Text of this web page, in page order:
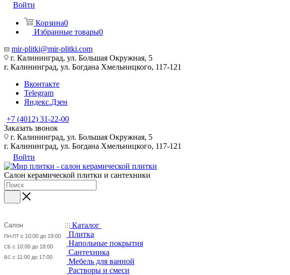
Войти
Корзина0
Избранные товары0
mir-plitki@mir-plitki.com
г. Калининград, ул. Большая Окружная, 5
г. Калининград, ул. Богдана Хмельницкого, 117-121
Вконтакте
Telegram
Яндекс.Дзен
+7 (4012) 31-22-00
Заказать звонок
г. Калининград, ул. Большая Окружная, 5
г. Калининград, ул. Богдана Хмельницкого, 117-121
Войти
Салон керамической плитки и сантехники
Салон
ПН-ПТ с 10:00 до 19:00
СБ с 10:00 до 18:00
ВС с 11:00 до 17:00
Каталог
Плитка
Напольные покрытия
Сантехника
Мебель для ванной
Растворы и смеси